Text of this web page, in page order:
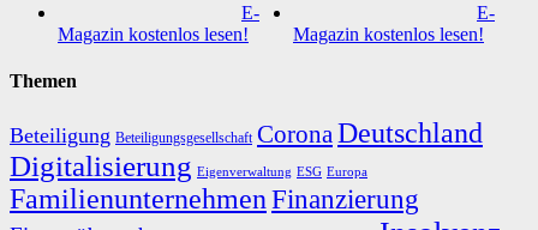
E-
Magazin kostenlos lesen!
E-
Magazin kostenlos lesen!
Themen
Beteiligung Beteiligungsgesellschaft CoronaDeutschland
Digitalisierung Eigenverwaltung ESG Europa
Familienunternehmen Finanzierung